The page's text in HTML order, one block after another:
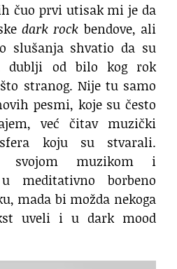
čuo prvi utisak mi je da
dark rock bendove, ali
slušanja shvatio da su
dublji od bilo kog rok
stranog. Nije tu samo
pesmi, koje su često
već čitav muzički
koju su stvarali.
svojom muzikom i
meditativno borbeno
mada bi možda nekoga
uveli i u dark mood